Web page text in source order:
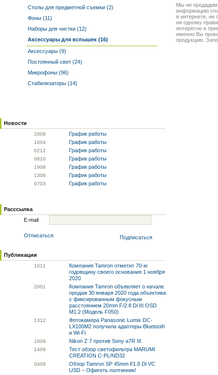
Столы для предметной съемки (2)
Фоны (11)
Наборы для чистки (12)
Аксессуары для вспышек (16)
Аксессуары (9)
Постоянный свет (24)
Микрофоны (96)
Стабилизаторы (14)
Новости
2008 График работы
1004 График работы
0212 График работы
0810 График работы
1908 График работы
1306 График работы
0703 График работы
Расссылка
E-mail
Отписаться Подписаться
Публикации
1011
Компания Tamron отметит 70-ю
годовщину своего основания 1 ноября
2020
2001
Компания Tamron объявляет о начале
продаж 30 января 2020 года объектива
с фиксированным фокусным
расстоянием 20mm F/2.8 Di III OSD
M1:2 (Модель F050)
1312
Фотокамера Panasonic Lumix DC-
LX100M2 получила адаптеры Bluetooth
и Wi-Fi
1009 Nikon Z 7 против Sony a7R III.
1409
Тест обзор светофильтра MARUMI
CREATION C-PL/ND32
0409
Обзор Tamron SP 45mm f/1.8 Di VC
USD – Офигеть полтинник!
Мы не
информацию
в интернете, не
ни одному
интересно и
именно Вы
продукцию.